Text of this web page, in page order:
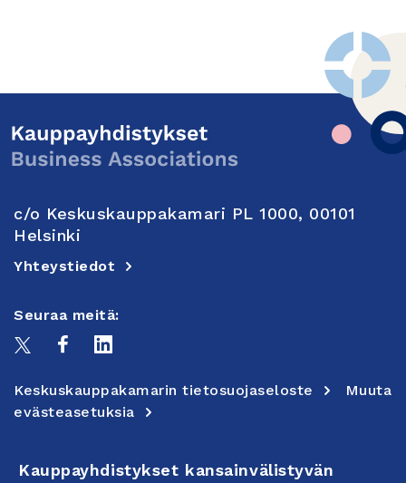
c/o Keskuskauppakamari PL 1000, 00101
Helsinki
Yhteystiedot
Seuraa meitä:
Keskuskauppakamarin tietosuojaseloste
Muuta
evästeasetuksia
Kauppayhdistykset kansainvälistyvän